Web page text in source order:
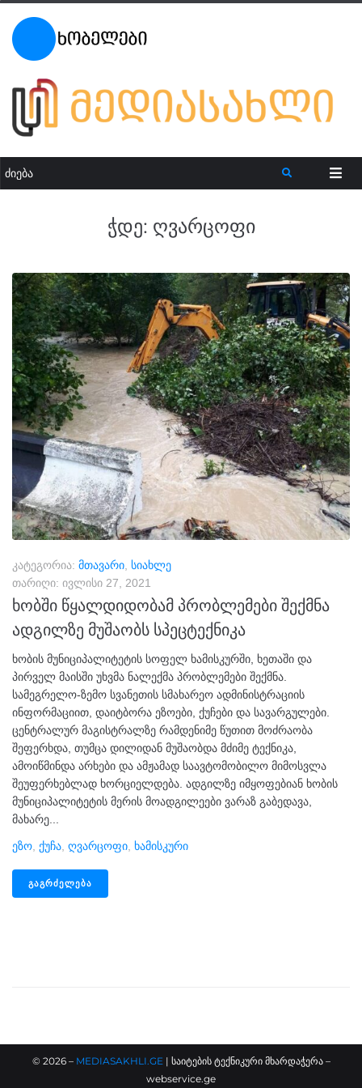
ჭდე: ღვარცოფი
კატეგორია: მთავარი სიახლე
თარიღი: ივლისი 27, 2021
ხობში წყალდიდობამ პრობლემები შექმნა
ადგილზე მუშაობს სპეცტექნიკა
ხობის მუნიციპალიტეტის სოფელ ხამისკურში, ხეთაში და
პირველ მაისში უხვმა ნალექმა პრობლემები შექმნა.
სამეგრელო-ზემო სვანეთის სმახარეო ადმინისტრაციის
ინფორმაციით, დაიტბორა ეზოები, ქუჩები და სავარგულები.
ცენტრალურ მაგისტრალზე რამდენიმე წუთით მოძრაობა
შეფერხდა, თუმცა დილიდან მუშაობდა მძიმე ტექნიკა,
ამოიწმინდა არხები და ამჟამად საავტომობილო მიმოსვლა
შეუფერხებლად ხორციელდება. ადგილზე იმყოფებიან ხობის
მუნიციპალიტეტის მერის მოადგილეები ვარაზ გაბედავა,
მახარე...
Ეზო Ქუჩა Ღვარცოფი Ხამისკური
ᲒᲐᲒᲠᲫᲔᲚᲔᲑᲐ
© 2026– MEDIASAKHLI.GE | საიტების ტექნიკური მხარდაჭერა –
webservice.ge